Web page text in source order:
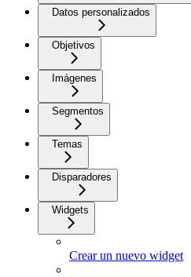
Datos personalizados
Objetivos
Imágenes
Segmentos
Temas
Disparadores
Widgets
Crear un nuevo widget